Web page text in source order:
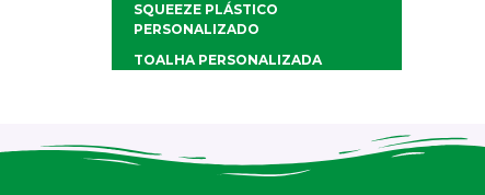
SQUEEZE PLÁSTICO
PERSONALIZADO
TOALHA PERSONALIZADA